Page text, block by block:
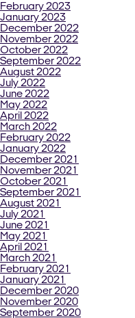
February 2023
January 2023
December 2022
November 2022
October 2022
September 2022
August 2022
July 2022
June 2022
May 2022
April 2022
March 2022
February 2022
January 2022
December 2021
November 2021
October 2021
September 2021
August 2021
July 2021
June 2021
May 2021
April 2021
March 2021
February 2021
January 2021
December 2020
November 2020
September 2020